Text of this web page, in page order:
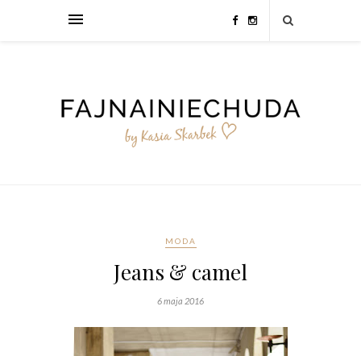
MODA
Jeans & camel
6 maja 2016